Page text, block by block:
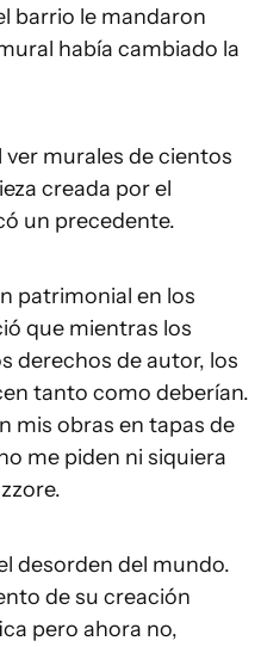
barrio le mandaron
había cambiado la
ver murales de cientos
creada por el
un precedente.
patrimonial en los
que mientras los
derechos de autor, los
tanto como deberían.
mis obras en tapas de
me piden ni siquiera
desorden del mundo.
de su creación
pero ahora no,